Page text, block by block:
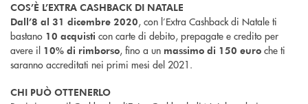
COS’È L’EXTRA CASHBACK DI NATALE
Dall’8 al 31 dicembre 2020, con l’Extra Cashback di Natale ti
bastano 10 acquisti con carte di debito, prepagate e credito per
avere il 10% di rimborso, fino a un massimo di 150 euro che ti
saranno accreditati nei primi mesi del 2021.
CHI PUÒ OTTENERLO